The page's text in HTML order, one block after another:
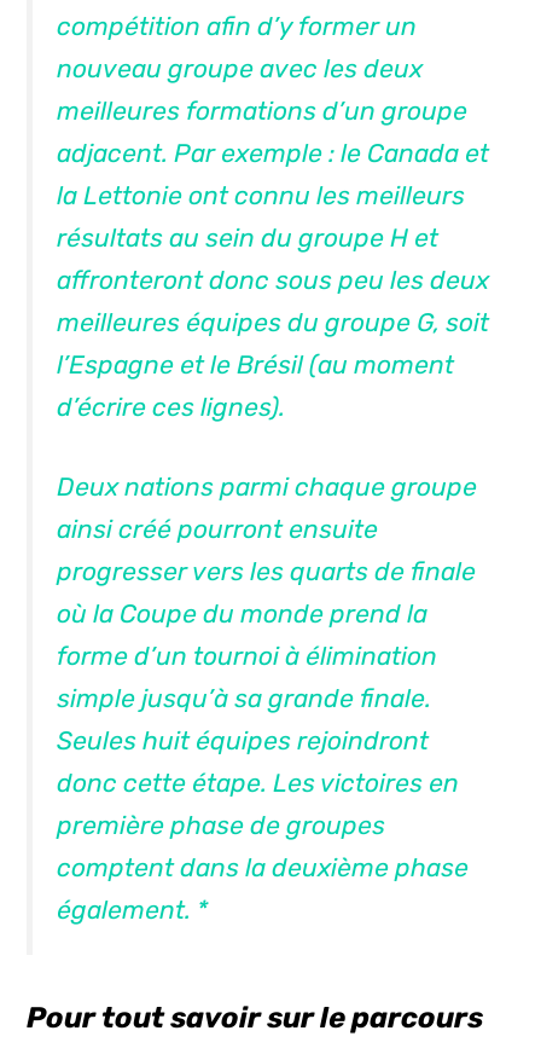
compétition afin d’y former un
nouveau groupe avec les deux
meilleures formations d’un groupe
adjacent. Par exemple : le Canada et
la Lettonie ont connu les meilleurs
résultats au sein du groupe H et
affronteront donc sous peu les deux
meilleures équipes du groupe G, soit
l’Espagne et le Brésil (au moment
d’écrire ces lignes).
Deux nations parmi chaque groupe
ainsi créé pourront ensuite
progresser vers les quarts de finale
où la Coupe du monde prend la
forme d’un tournoi à élimination
simple jusqu’à sa grande finale.
Seules huit équipes rejoindront
donc cette étape. Les victoires en
première phase de groupes
comptent dans la deuxième phase
également. *
Pour tout savoir sur le parcours